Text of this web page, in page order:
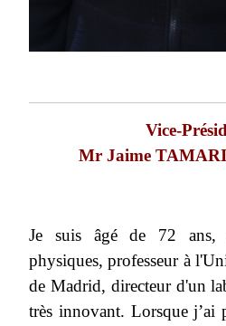
Vice-
Mr Jaime
Je suis âgé de 72 ans,
physiques, professeur à
de Madrid, directeur d'un
très innovant. Lorsque j’ai